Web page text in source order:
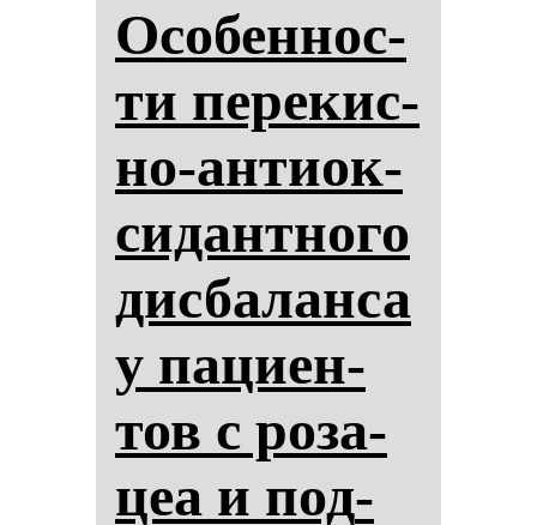
Осо­бен­нос­
ти пе­ре­кис­
но-ан­ти­ок­
си­дан­тно­го
дис­ба­лан­са
у па­ци­ен­
тов с ро­за­
цеа и под­